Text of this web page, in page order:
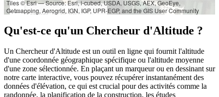
Latitude:36.0570°
Élévation:
pi: 4,993
−
Tiles © Esri — Source: Esri, i-cubed, USDA, USGS, AEX, GeoEye,
Getmapping, Aerogrid, IGN, IGP, UPR-EGP, and the GIS User Community
Qu'est-ce qu'un Chercheur d'Altitude ?
Un Chercheur d'Altitude est un outil en ligne qui fournit l'altitude
d'une coordonnée géographique spécifique ou l'altitude moyenne
d'une zone sélectionnée. En plaçant un marqueur ou en dessinant sur
notre carte interactive, vous pouvez récupérer instantanément des
données d'élévation, ce qui est crucial pour des activités comme la
randonnée, la planification de la construction, les études